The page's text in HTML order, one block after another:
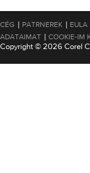
CÉG | PATRNEREK | EULA
ADATAIMAT | COOKIE-IM
Copyright © 2026 Corel